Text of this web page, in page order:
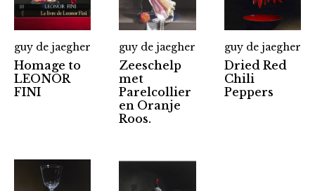
guy de jaegher
Homage to
LEONOR
FINI
guy de jaegher
Zeeschelp
met
Parelcollier
en Oranje
Roos.
guy de jaegher
Dried Red
Chili
Peppers